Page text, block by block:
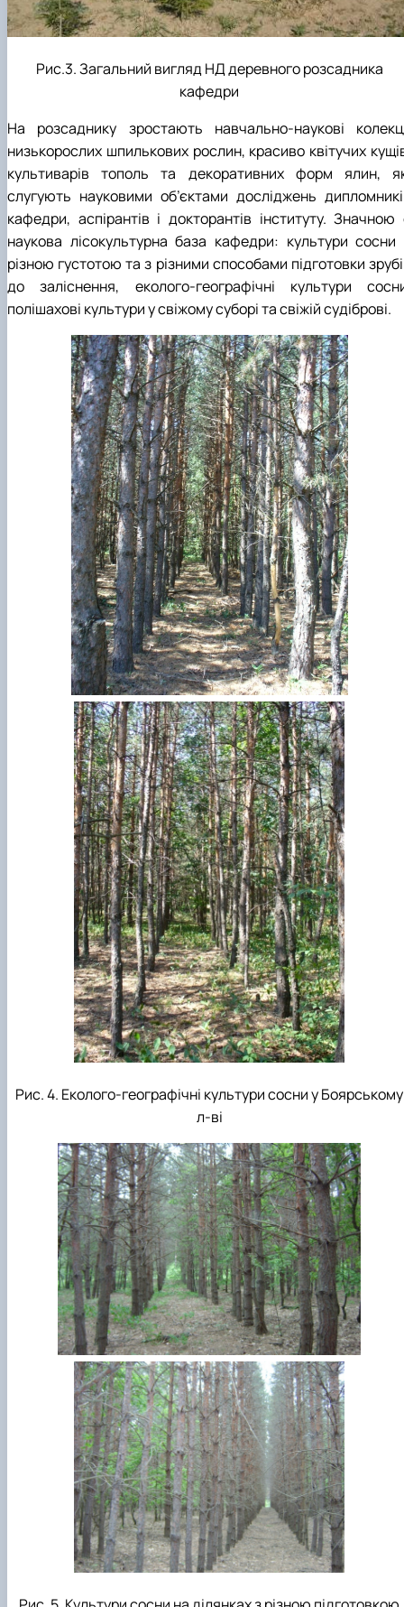
Рис.3. Загальний вигляд НД деревного розсадника
кафедри
На розсаднику зростають навчально-наукові
низькорослих шпилькових рослин, красиво квітучих
культиварів тополь та декоративних форм ялин,
слугують науковими об’єктами досліджень
кафедри, аспірантів і докторантів інституту. Значною
наукова лісокультурна база кафедри: культури сосни
різною густотою та з різними способами підготовки
до заліснення, еколого-географічні культури
полішахові культури у свіжому суборі та свіжій судіброві.
Рис. 4. Еколого-географічні культури сосни у Боярському
л-ві